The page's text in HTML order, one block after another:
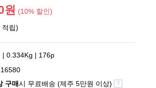
원 (10% 할인)
적립)
| 0.334Kg | 176p
구매시 무료배송 (제주 5만원 이상) ?